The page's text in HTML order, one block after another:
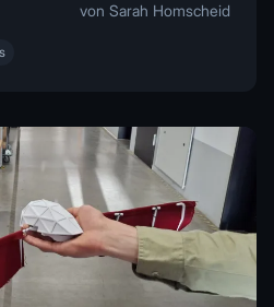
von Sarah Homscheid